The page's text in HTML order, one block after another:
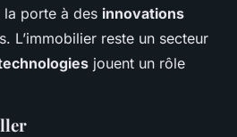
porte à des innovations
L’immobilier reste un secteur
jouent un rôle